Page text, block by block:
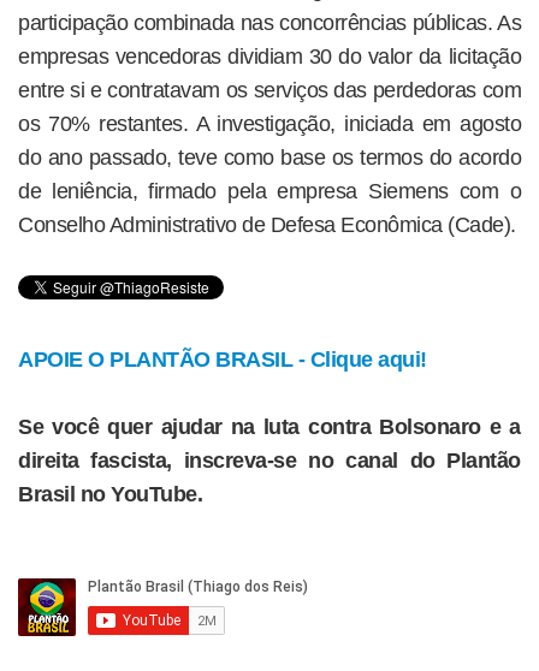
participação combinada nas concorrências públicas. As
empresas vencedoras dividiam 30 do valor da licitação
entre si e contratavam os serviços das perdedoras com
os 70% restantes. A investigação, iniciada em agosto
do ano passado, teve como base os termos do acordo
de leniência, firmado pela empresa Siemens com o
Conselho Administrativo de Defesa Econômica (Cade).
APOIE O PLANTÃO BRASIL - Clique aqui!
Se você quer ajudar na luta contra Bolsonaro e a
direita fascista, inscreva-se no canal do Plantão
Brasil no YouTube.